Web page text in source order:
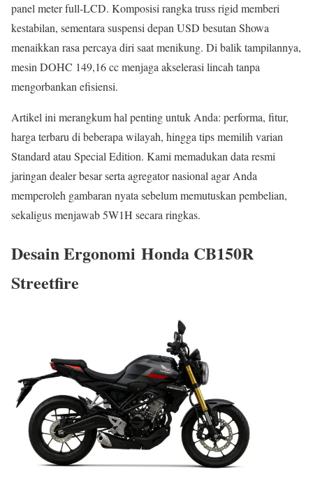
panel meter full‑LCD. Komposisi rangka truss rigid memberi
kestabilan, sementara suspensi depan USD besutan Showa
menaikkan rasa percaya diri saat menikung. Di balik tampilannya,
mesin DOHC 149,16 cc menjaga akselerasi lincah tanpa
mengorbankan efisiensi.
Artikel ini merangkum hal penting untuk Anda: performa, fitur,
harga terbaru di beberapa wilayah, hingga tips memilih varian
Standard atau Special Edition. Kami memadukan data resmi
jaringan dealer besar serta agregator nasional agar Anda
memperoleh gambaran nyata sebelum memutuskan pembelian,
sekaligus menjawab 5W1H secara ringkas.
Desain Ergonomi Honda CB150R
Streetfire